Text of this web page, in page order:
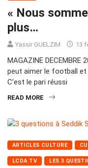
« Nous
plus…
Yassir GUELZIM 13
MAGAZINE DECEMBRE
peut aimer le football et
C’est le pari réussi
READ MORE
ARTICLES CULTURE
LCDA TV LES 3